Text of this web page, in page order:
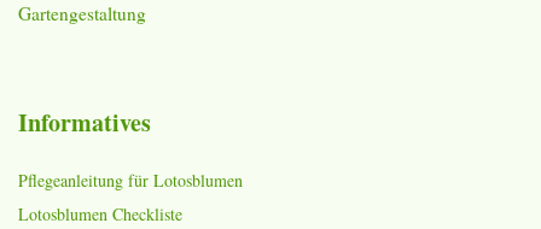
Gartengestaltung
Informatives
Pflegeanleitung für Lotosblumen
Lotosblumen Checkliste